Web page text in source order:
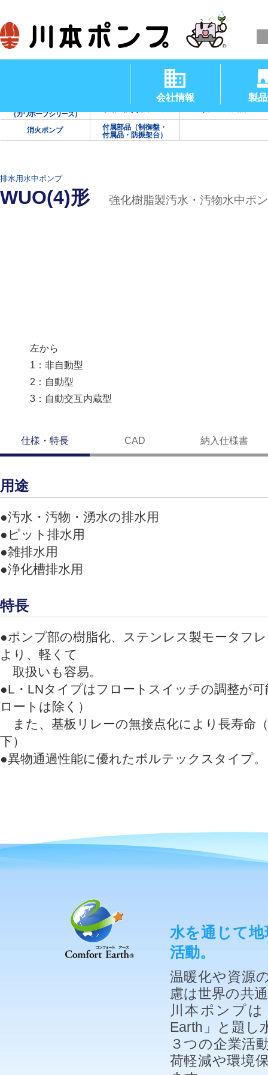
会社情報 製
（温水用水中ポンプ）
（カワホープシリーズ）
消火ポンプ
付属部品（制御盤・
付属品・防振架台）
排水用水中ポンプ
WUO(4)形 強化樹脂製汚水・汚物水中ポ
左から
1：非自動型
2：自動型
3：自動交互内蔵型
仕様・特長 CAD 納入仕様書
用途
●汚水・汚物・湧水の排水用
●ピット排水用
●雑排水用
●浄化槽排水用
特長
●ポンプ部の樹脂化、ステンレス製モータフ
より、軽くて
取扱いも容易。
●L・LNタイプはフロートスイッチの調整が可
ロートは除く）
また、基板リレーの無接点化により長寿命
下）
●異物通過性能に優れたボルテックスタイプ。
水を通じて
活動。
温暖化や資源
慮は世界の共
川本ポンプ
Earth」と題し
３つの企業活
荷軽減や環境